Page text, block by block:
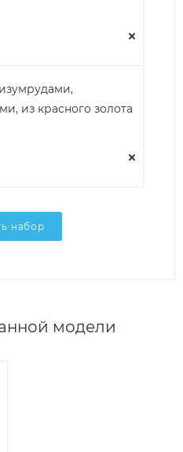
из красного золота
набор
модели